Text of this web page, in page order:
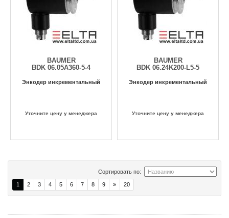
BAUMER
BDK 06.05A360-5-4
Энкодер инкрементальный
Уточните цену у менеджера
BAUMER
BDK 06.24K200-L5-5
Энкодер инкрементальный
Уточните цену у менеджера
Сортировать по:
1 2 3 4 5 6 7 8 9 » 20